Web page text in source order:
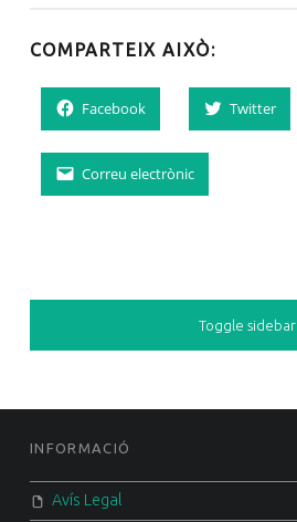
COMPARTEIX AIXÒ:
Facebook Twitter
Correu electrònic
SIDEBAR
Toggle sidebar
FOOTER SIDEBAR
INFORMACIÓ
Avís Legal